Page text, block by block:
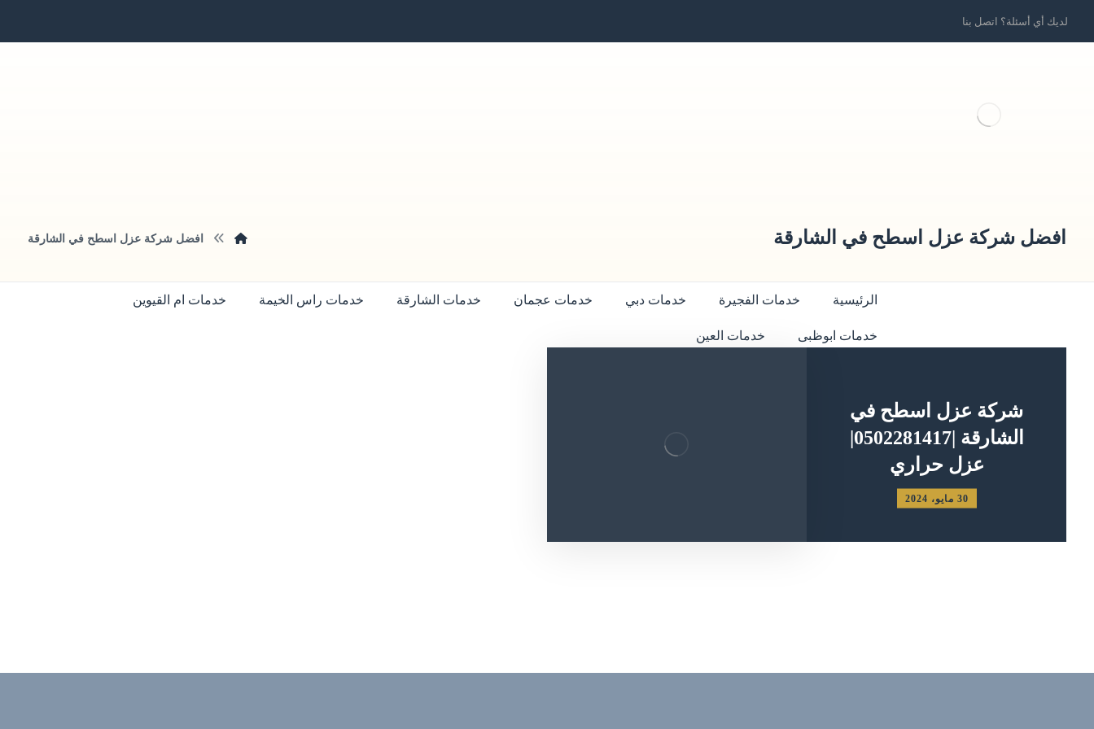
لديك أي أسئلة؟ اتصل بنا
الرئيسية خدمات الفجيرة خدمات دبي خدمات عجمان خدمات الشارقة خدمات راس الخيمة خدمات ام القيوين
خدمات ابوظبى خدمات العين
افضل شركة عزل اسطح في الشارقة افضل شركة عزل اسطح في الشارقة
شركة عزل اسطح في
الشارقة |0502281417|
عزل حراري
30 مايو، 2024